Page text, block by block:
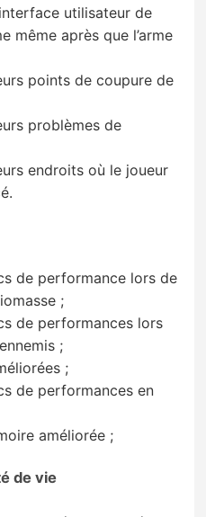
utilisateur de
même après que l’arme
points de coupure de
problèmes de
endroits où le joueur
de performance lors de
;
de performances lors
;
;
de performances en
améliorée ;
de vie